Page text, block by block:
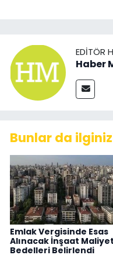
EDITÖR
Haber
Bunlar da
Emlak Vergisinde Esas
Alınacak İnşaat Maliyet
Bedelleri Belirlendi